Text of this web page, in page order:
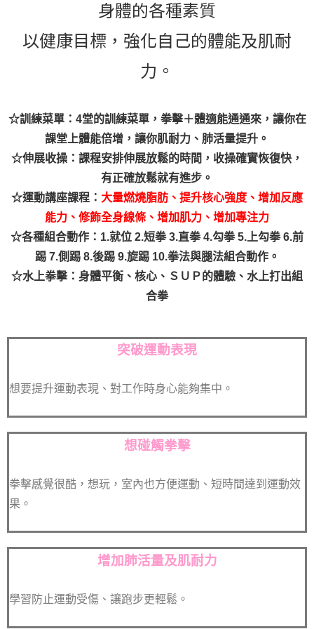
身體的各種素質
以健康目標，強化自己的體能及肌耐
力。
☆訓練菜單：4堂的訓練菜單，拳擊＋體適能通通來，讓你在
課堂上體能倍增，讓你肌耐力、肺活量提升。
☆伸展收操：課程安排伸展放鬆的時間，收操確實恢復快，
有正確放鬆就有進步。
☆運動講座課程： 大量燃燒脂肪、 提升核心強度、 增加反應
能力、 修飾全身線條、 增加肌力、 增加專注力
☆各種組合動作： 1.就位 2.短拳 3.直拳 4.勾拳 5.上勾拳 6.前
踢 7.側踢 8.後踢 9.旋踢 10.拳法與腿法組合動作。
☆水上拳擊：身體平衡、核心、ＳＵＰ的體驗、水上打出組
合拳
突破運動表現
想要提升運動表現、對工作時身心能夠集中。
想碰觸拳擊
拳擊感覺很酷，想玩，室內也方便運動、短時間達到運動效
果。
增加肺活量及肌耐力
學習防止運動受傷、讓跑步更輕鬆。